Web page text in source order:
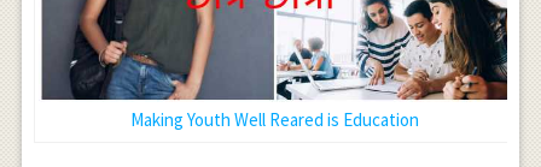
Making Youth Well Reared is Education